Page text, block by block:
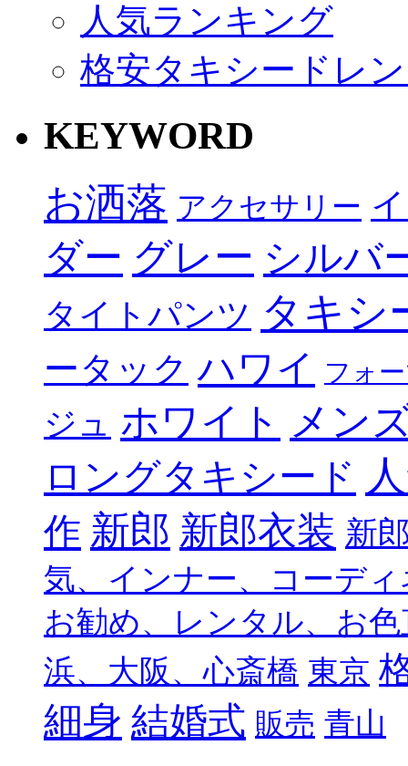
人気ランキング
格安タキシードレ
KEYWORD
お洒落 アクセサリー
ダー グレー シルバ
タイトパンツ タキシ
ータック ハワイ フォ
ジュ ホワイト メン
ロングタキシード
作 新郎 新郎衣装 新
気、インナー、コーデ
お勧め、レンタル、お
浜、大阪、心斎橋 東京
細身 結婚式 販売 青山